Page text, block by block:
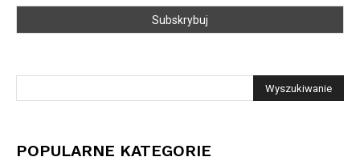
POPULARNE KATEGORIE